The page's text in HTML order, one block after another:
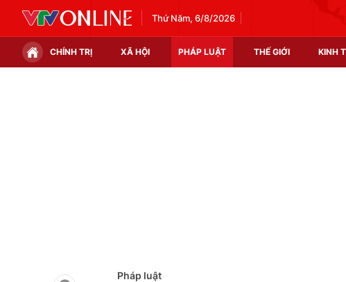
Thứ Năm, 6/8/2026
CHÍNH TRỊ XÃ HỘI PHÁP LUẬT THẾ GIỚI KINH
Pháp luật